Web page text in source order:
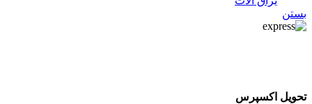
بستن
تحویل اکسپرس